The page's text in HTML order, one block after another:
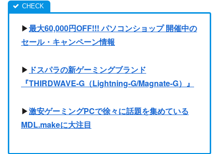
▶最大60,000円OFF!!! パソコンショップ 開催中の
セール・キャンペーン情報
▶ ドスパラの新ゲーミングブランド
『THIRDWAVE-G（Lightning-G/Magnate-G）』
▶激安ゲーミングPCで徐々に話題を集めている
MDL.makeに大注目